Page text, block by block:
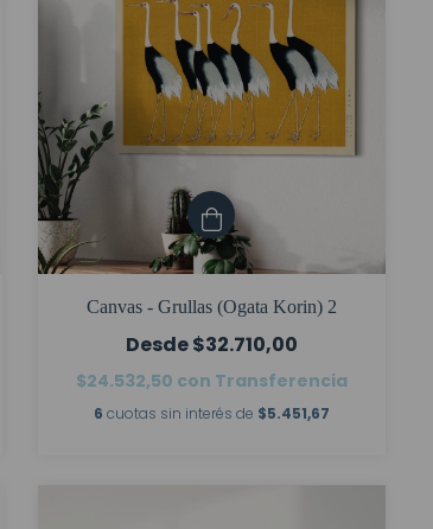
Canvas - Grullas (Ogata Korin) 2
$32.710,00
$24.532,50 con Transferencia
6 cuotas sin interés de $5.451,67